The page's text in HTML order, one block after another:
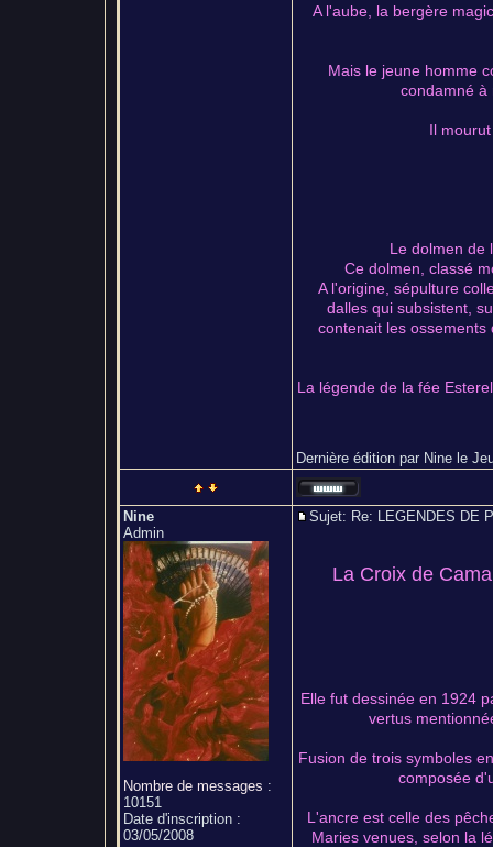
A l'aube, la bergère
Mais le jeune homme
condamné à
Il
Le dolmen de
Ce dolmen, classé
A l'origine, sépulture
dalles qui subsistent,
contenait les
La légende de la fée
Dernière édition par Nine le
Nine
Admin
Nombre de messages :
10151
Date d'inscription :
03/05/2008
Sujet: Re: LEGENDES DE
La Croix de
Elle fut dessinée en 1924
vertus
Fusion de trois symboles
composée
L'ancre est celle des
Maries venues, selon la